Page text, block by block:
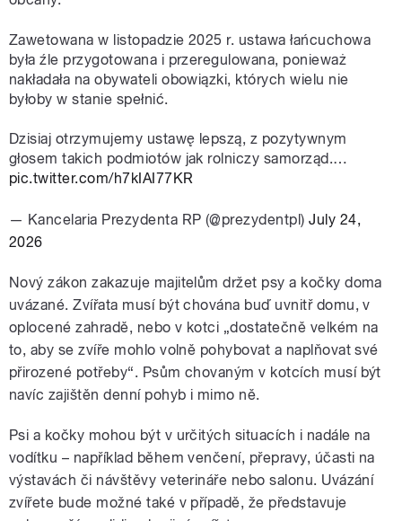
Zawetowana w listopadzie 2025 r. ustawa łańcuchowa
była źle przygotowana i przeregulowana, ponieważ
nakładała na obywateli obowiązki, których wielu nie
byłoby w stanie spełnić.
Dzisiaj otrzymujemy ustawę lepszą, z pozytywnym
głosem takich podmiotów jak rolniczy samorząd.…
pic.twitter.com/h7kIAI77KR
— Kancelaria Prezydenta RP (@prezydentpl)July 24,
2026
Nový zákon zakazuje majitelům držet psy a kočky doma
uvázané. Zvířata musí být chována buď uvnitř domu, v
oplocené zahradě, nebo v kotci „dostatečně velkém na
to, aby se zvíře mohlo volně pohybovat a naplňovat své
přirozené potřeby“. Psům chovaným v kotcích musí být
navíc zajištěn denní pohyb i mimo ně.
Psi a kočky mohou být v určitých situacích i nadále na
vodítku – například během venčení, přepravy, účasti na
výstavách či návštěvy veterináře nebo salonu. Uvázání
zvířete bude možné také v případě, že představuje